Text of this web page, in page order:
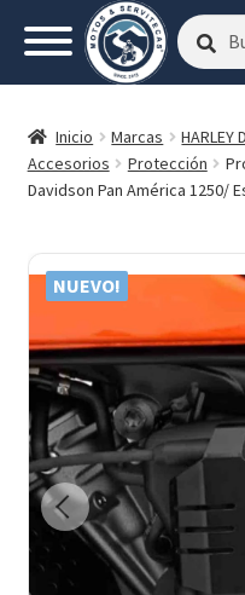
Buscar
por:
Buscar
Inicio Marcas HARLEY
Accesorios
Protección
Davidson Pan América 1250/
NUEVO!